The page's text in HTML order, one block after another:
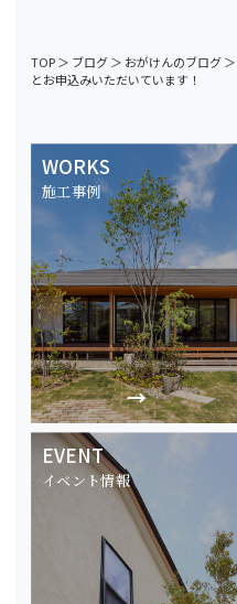
TOP＞ ブログ＞ おがけんのブログ＞
とお申込みいただいています！
WORKS
施工事例
EVENT
イベント情報